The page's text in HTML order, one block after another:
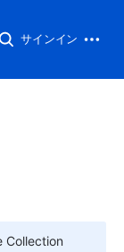
サインイン
Collection